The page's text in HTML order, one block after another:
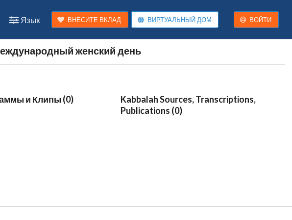
Язык ВНЕСИТЕ ВКЛАД ВИРТУАЛЬНЫЙ ДОМ ВОЙТИ
женский день
и Клипы (0)
Kabbalah Sources, Transcriptions,
Publications (0)